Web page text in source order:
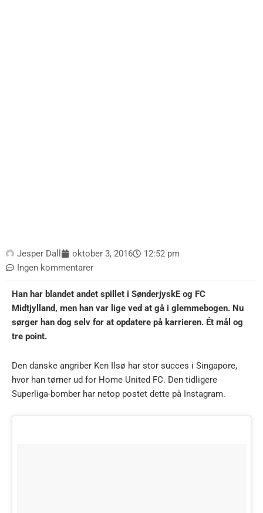
Jesper Dall oktober 3, 2016
12:52 pm
Ingen kommentarer
Han har blandet andet spillet i SønderjyskE og FC
Midtjylland, men han var lige ved at gå i glemmebogen. Nu
sørger han dog selv for at opdatere på karrieren. Ét mål og
tre point.
Den danske angriber Ken Ilsø har stor succes i Singapore,
hvor han tørner ud for Home United FC. Den tidligere
Superliga-bomber har netop postet dette på Instagram.